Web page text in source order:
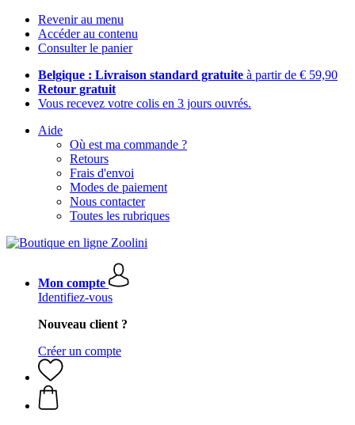
Revenir au menu
Accéder au contenu
Consulter le panier
Belgique : Livraison standard gratuite à partir de € 59,90
Retour gratuit
Vous recevez votre colis en 3 jours ouvrés.
Aide
Où est ma commande ?
Retours
Frais d'envoi
Modes de paiement
Nous contacter
Toutes les rubriques
Mon compte
Identifiez-vous
Nouveau client ?
Créer un compte